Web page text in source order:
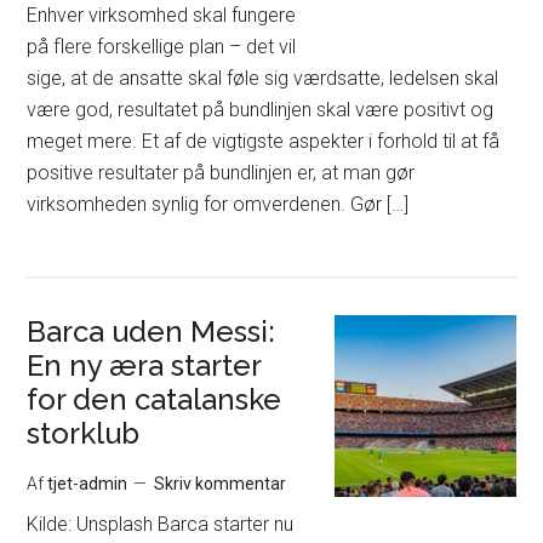
Enhver virksomhed skal fungere
på flere forskellige plan – det vil
sige, at de ansatte skal føle sig værdsatte, ledelsen skal
være god, resultatet på bundlinjen skal være positivt og
meget mere. Et af de vigtigste aspekter i forhold til at få
positive resultater på bundlinjen er, at man gør
virksomheden synlig for omverdenen. Gør […]
Barca uden Messi:
En ny æra starter
for den catalanske
storklub
Aftjet-admin Skriv kommentar
Kilde: Unsplash Barca starter nu